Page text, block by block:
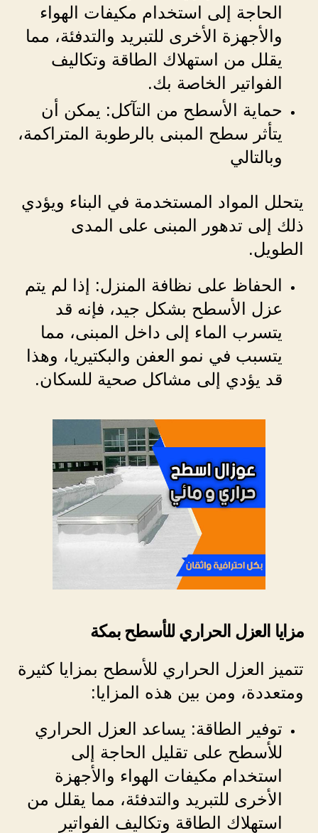
الحاجة إلى استخدام مكيفات الهواء
والأجهزة الأخرى للتبريد والتدفئة، مما
يقلل من استهلاك الطاقة وتكاليف
الفواتير الخاصة بك.
حماية الأسطح من التآكل: يمكن أن
يتأثر سطح المبنى بالرطوبة المتراكمة،
وبالتالي
يتحلل المواد المستخدمة في البناء ويؤدي
ذلك إلى تدهور المبنى على المدى
الطويل.
الحفاظ على نظافة المنزل: إذا لم يتم
عزل الأسطح بشكل جيد، فإنه قد
يتسرب الماء إلى داخل المبنى، مما
يتسبب في نمو العفن والبكتيريا، وهذا
قد يؤدي إلى مشاكل صحية للسكان.
مزايا العزل الحراري للأسطح بمكة
تتميز العزل الحراري للأسطح بمزايا كثيرة
ومتعددة، ومن بين هذه المزايا:
توفير الطاقة: يساعد العزل الحراري
للأسطح على تقليل الحاجة إلى
استخدام مكيفات الهواء والأجهزة
الأخرى للتبريد والتدفئة، مما يقلل من
استهلاك الطاقة وتكاليف الفواتير